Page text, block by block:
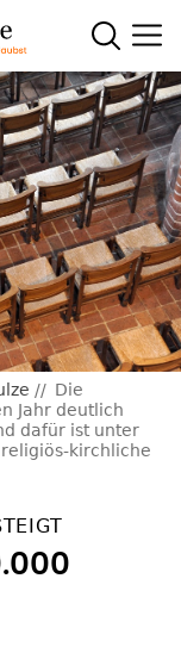
Die
Jahr deutlich
dafür ist unter
kirchliche